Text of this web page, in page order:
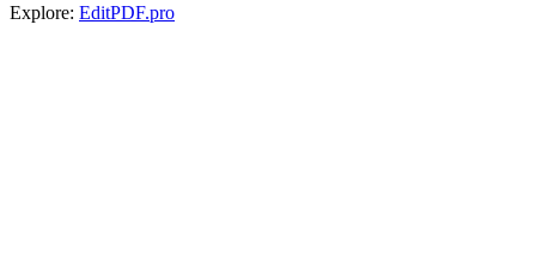
Explore: EditPDF.pro